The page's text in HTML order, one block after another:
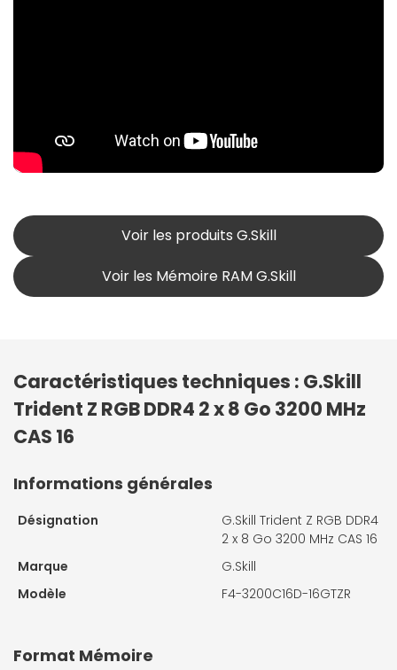
Voir les produits G.Skill
Voir les Mémoire RAM G.Skill
Caractéristiques techniques : G.Skill
Trident Z RGB DDR4 2 x 8 Go 3200 MHz
CAS 16
Informations générales
Désignation
G.Skill Trident Z RGB DDR4
2 x 8 Go 3200 MHz CAS 16
Marque
G.Skill
Modèle
F4-3200C16D-16GTZR
Format Mémoire